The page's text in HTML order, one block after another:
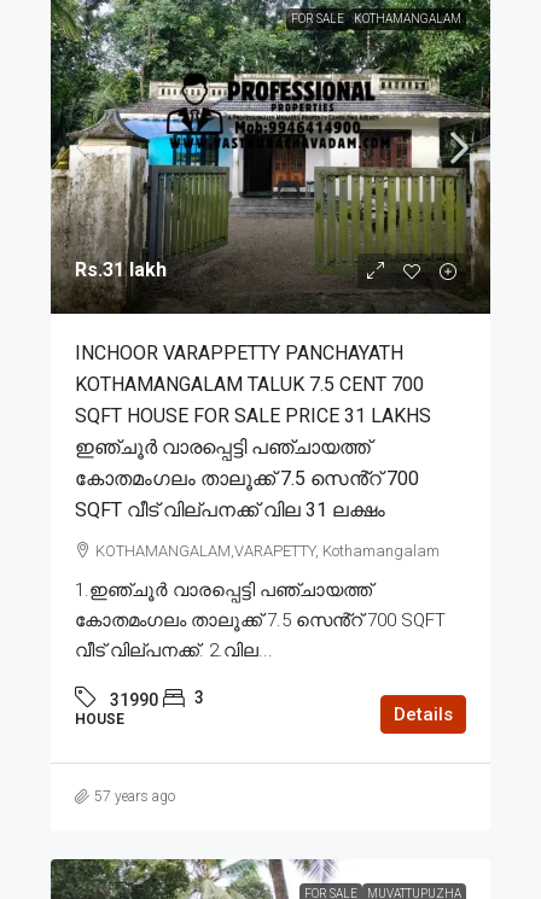
FOR SALE KOTHAMANGALAM
Rs.31 lakh
INCHOOR VARAPPETTY PANCHAYATH
KOTHAMANGALAM TALUK 7.5 CENT 700
SQFT HOUSE FOR SALE PRICE 31 LAKHS
ഇഞ്ചൂർ വാരപ്പെട്ടി പഞ്ചായത്ത്
കോതമംഗലം താലൂക്ക് 7.5 സെൻ്റ് 700
SQFT വീട് വില്പനക്ക് വില 31 ലക്ഷം
KOTHAMANGALAM,VARAPETTY, Kothamangalam
1.ഇഞ്ചൂർ വാരപ്പെട്ടി പഞ്ചായത്ത്
കോതമംഗലം താലൂക്ക് 7.5 സെൻ്റ് 700 SQFT
വീട് വില്പനക്ക്. 2.വില...
31990 3
HOUSE Details
57 years ago
FOR SALE MUVATTUPUZHA